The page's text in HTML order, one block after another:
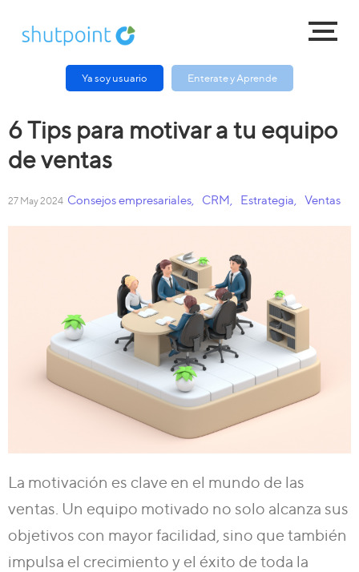
Ya soy usuario Enterate y Aprende
6 Tips para motivar a tu equipo
de ventas
27 May 2024 Consejos empresariales CRM Estrategia Ventas
La motivación es clave en el mundo de las
ventas. Un equipo motivado no solo alcanza sus
objetivos con mayor facilidad, sino que también
impulsa el crecimiento y el éxito de toda la